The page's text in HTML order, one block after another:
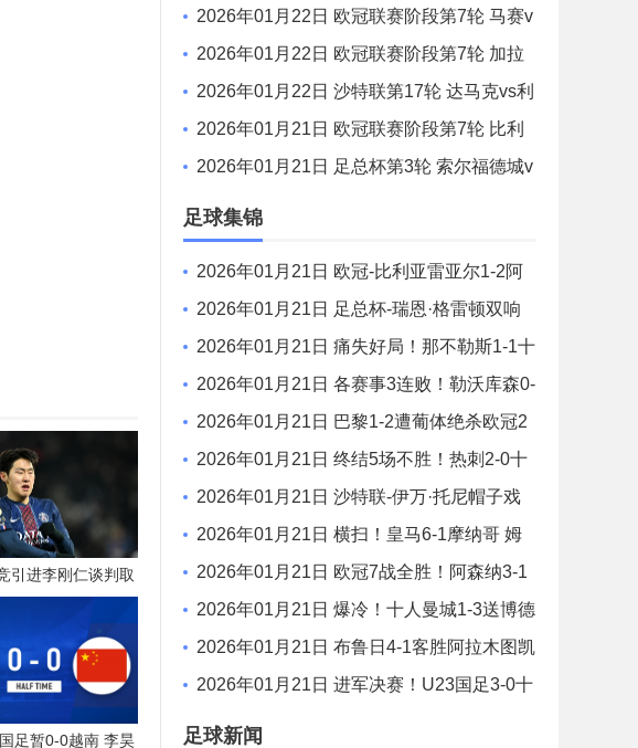
引进李刚仁谈判取
有意埃德森和若昂·
足暂0-0越南 李昊
格斯拉维亚vs巴塞罗那 全场录像
2026年01月22日 欧冠联赛阶段第7轮 马赛v
s利物浦 全场录像
2026年01月22日 欧冠联赛阶段第7轮 加拉
塔萨雷vs马德里竞技 全场录像
2026年01月22日 沙特联第17轮 达马克vs利
雅得胜利 全场录像
2026年01月21日 欧冠联赛阶段第7轮 比利
亚雷亚尔vs阿贾克斯 全场录像
2026年01月21日 足总杯第3轮 索尔福德城v
s斯文登 全场录像
足球集锦
2026年01月21日 欧冠-比利亚雷亚尔1-2阿
贾克斯 7轮不胜仅积1分列倒数第二
2026年01月21日 足总杯-瑞恩·格雷顿双响
索尔福德城3-2斯文登晋级将战曼城
2026年01月21日 痛失好局！那不勒斯1-1十
人哥本哈根 麦克托米奈破门德莱尼直红
2026年01月21日 各赛事3连败！勒沃库森0-
2奥林匹亚科斯 药厂17射门+6射正未果
2026年01月21日 巴黎1-2遭葡体绝杀欧冠2
轮不胜 巴黎3进球被吹苏亚雷斯双响+绝杀
2026年01月21日 终结5场不胜！热刺2-0十
人多特位居欧冠第四 罗梅罗、索兰克破门
2026年01月21日 沙特联-伊万·托尼帽子戏
法 吉达国民4-1赛哈特海湾
2026年01月21日 横扫！皇马6-1摩纳哥 姆
巴佩双响维尼修斯造4球 阿韦洛亚欧冠首胜
2026年01月21日 欧冠7战全胜！阿森纳3-1
送国米3连败 热苏斯双响约克雷斯世界波
2026年01月21日 爆冷！十人曼城1-3送博德
闪耀首胜 罗德里染红曼城各赛事两连败
2026年01月21日 布鲁日4-1客胜阿拉木图凯
拉特 瓦纳肯1传1射 弗曼特、梅切勒破门
2026年01月21日 进军决赛！U23国足3-0十
人越南将战日本 彭啸向余望王钰栋破门
足球新闻